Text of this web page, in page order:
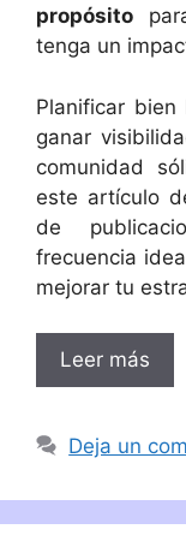
propósito
tenga un
Planificar
ganar
comunidad
este artículo
de
frecuencia
mejorar tu
Leer más
Deja un